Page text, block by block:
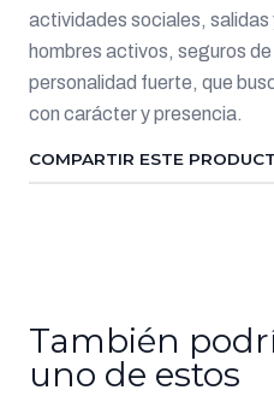
actividades sociales, salidas
hombres activos, seguros de
personalidad fuerte, que
con carácter y presencia.
COMPARTIR ESTE
También
uno de estos